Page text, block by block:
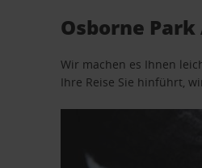
Osborne
Wir machen es Ihnen
Ihre Reise Sie hinführt,